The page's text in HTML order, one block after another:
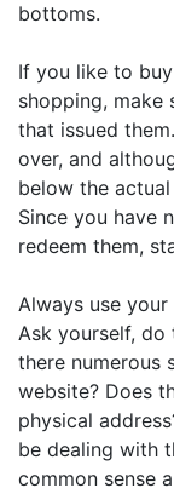
bottoms.
If you like to
shopping, make
that issued
over, and
below the
Since you have
redeem them,
Always use
Ask yourself, do
there numerous
website? Does
physical
be dealing with
common sense